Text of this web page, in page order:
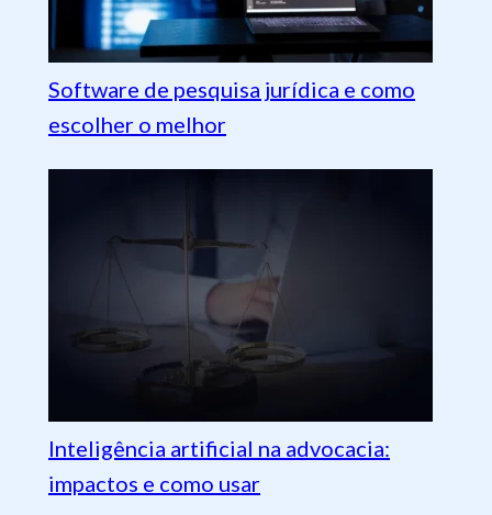
Software de pesquisa jurídica e como
escolher o melhor
Inteligência artificial na advocacia:
impactos e como usar